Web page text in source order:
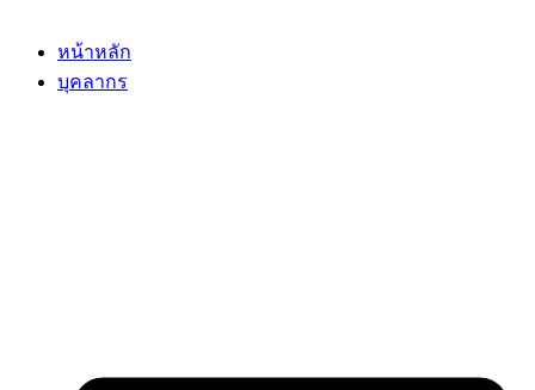
หน้าหลัก
บุคลากร